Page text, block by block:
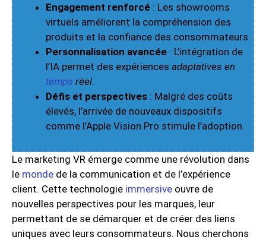
Engagement renforcé : Les showrooms
virtuels améliorent la compréhension des
produits et la confiance des consommateurs.
Personnalisation avancée : L’intégration de
l’IA permet des expériences adaptatives en
temps réel.
Défis et perspectives : Malgré des coûts
élevés, l’arrivée de nouveaux dispositifs
comme l’Apple Vision Pro stimule l’adoption.
Le marketing VR émerge comme une révolution dans
le monde de la communication et de l’expérience
client. Cette technologie immersive ouvre de
nouvelles perspectives pour les marques, leur
permettant de se démarquer et de créer des liens
uniques avec leurs consommateurs. Nous cherchons